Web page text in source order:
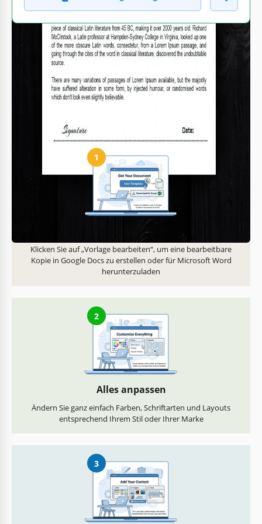
Text, Bilder und Farben
anpassen
oder Büro
1
Erhalten Sie Ihr Dokument
Klicken Sie auf „Vorlage bearbeiten“, um eine bearbeitbare
Kopie in Google Docs zu erstellen oder für Microsoft Word
herunterzuladen
2
Alles anpassen
Ändern Sie ganz einfach Farben, Schriftarten und Layouts
entsprechend Ihrem Stil oder Ihrer Marke
3